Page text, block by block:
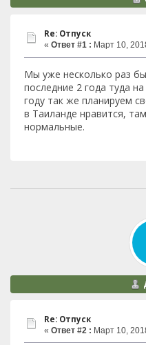
Re: Отпуск
« Ответ #1 : Март 10,
Мы уже несколько раз
последние 2 года туда
году так же планируем
в Таиланде нравится,
нормальные.
Re: Отпуск
« Ответ #2 : Март 10,